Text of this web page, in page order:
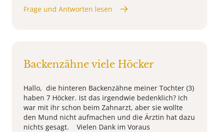
Frage und Antworten lesen
Backenzähne viele Höcker
Hallo, die hinteren Backenzähne meiner Tochter (3)
haben 7 Höcker. Ist das irgendwie bedenklich? Ich
war mit ihr schon beim Zahnarzt, aber sie wollte
den Mund nicht aufmachen und die Ärztin hat dazu
nichts gesagt. Vielen Dank im Voraus